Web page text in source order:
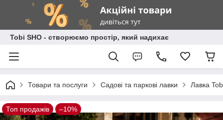
Tobi SHO - створюємо простір, який надихає
Товари та послуги Садові та паркові лавки Лавка
Топ продажів –10%